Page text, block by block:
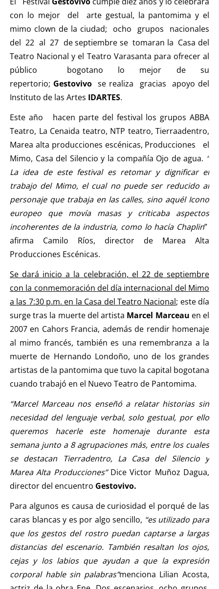
con lo mejor del arte gestual, la pantomima y el
mimo clown de la ciudad; ocho grupos nacionales
del 22 al 27 de septiembre se tomaran la Casa del
Teatro Nacional y el Teatro Varasanta para ofrecer al
público bogotano lo mejor de su
repertorio; Gestovivose realiza gracias apoyo del
Instituto de las Artes IDARTES.
Este año hacen parte del festival los grupos ABBA
Teatro, La Cenaida teatro, NTP teatro, Tierraadentro,
Marea alta producciones escénicas, Producciones el
Mimo, Casa del Silencio y la compañía Ojo de agua. “
La idea de este festival es retomar y dignificar el
trabajo del Mimo, el cual no puede ser reducido al
personaje que trabaja en las calles, sino aquél Icono
europeo que movía masas y criticaba aspectos
incoherentes de la industria, como lo hacía Chaplin”
afirma Camilo Ríos, director de Marea Alta
Producciones Escénicas.
Se dará inicio a la celebración, el 22 de septiembre
con la conmemoración del día internacional del Mimo
a las 7:30 p.m. en la Casa del Teatro Nacional; este día
surge tras la muerte del artista Marcel Marceau en el
2007 en Cahors Francia, además de rendir homenaje
al mimo francés, también es una remembranza a la
muerte de Hernando Londoño, uno de los grandes
artistas de la pantomima que tuvo la capital bogotana
cuando trabajó en el Nuevo Teatro de Pantomima.
“Marcel Marceau nos enseñó a relatar historias sin
necesidad del lenguaje verbal, solo gestual, por ello
queremos hacerle este homenaje durante esta
semana junto a 8 agrupaciones más, entre los cuales
se destacan Tierradentro, La Casa del Silencio y
Marea Alta Producciones” Dice Victor Muñoz Dagua,
director del encuentro Gestovivo.
Para algunos es causa de curiosidad el porqué de las
caras blancas y es por algo sencillo, “es utilizado para
que los gestos del rostro puedan captarse a largas
distancias del escenario. También resaltan los ojos,
cejas y los labios que ayudan a que la expresión
corporal hable sin palabras”menciona Lilian Acosta,